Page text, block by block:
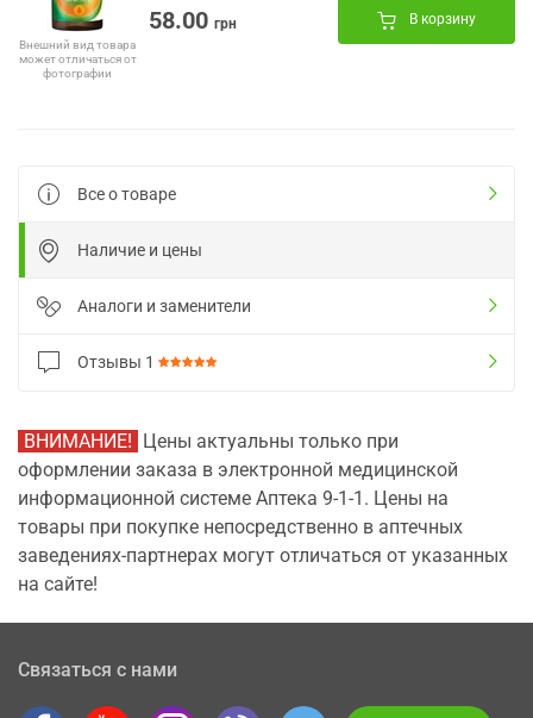
Внешний вид товара
может отличаться от
фотографии
58.00 грн В корзину
Все о товаре
Наличие и цены
Аналоги и заменители
Отзывы 1
ВНИМАНИЕ! Цены актуальны только при
оформлении заказа в электронной медицинской
информационной системе Аптека 9-1-1. Цены на
товары при покупке непосредственно в аптечных
заведениях-партнерах могут отличаться от указанных
на сайте!
Связаться с нами